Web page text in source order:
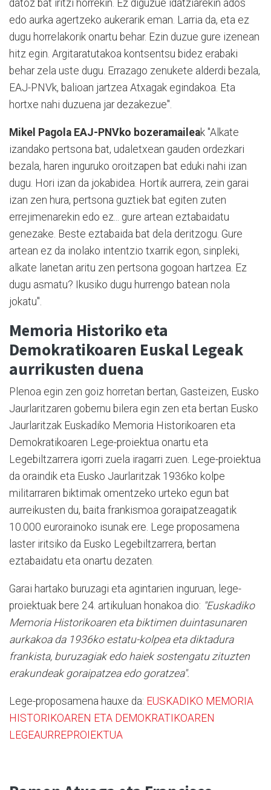
datoz bat iritzi horrekin. Ez diguzue idatziarekin ados
edo aurka agertzeko aukerarik eman. Larria da, eta ez
dugu horrelakorik onartu behar. Ezin duzue gure izenean
hitz egin. Argitaratutakoa kontsentsu bidez erabaki
behar zela uste dugu. Errazago zenukete alderdi bezala,
EAJ-PNVk, balioan jartzea Atxagak egindakoa. Eta
hortxe nahi duzuena jar dezakezue".
Mikel Pagola EAJ-PNVko bozeramaileak "Alkate
izandako pertsona bat, udaletxean gauden ordezkari
bezala, haren inguruko oroitzapen bat eduki nahi izan
dugu. Hori izan da jokabidea. Hortik aurrera, zein garai
izan zen hura, pertsona guztiek bat egiten zuten
errejimenarekin edo ez... gure artean eztabaidatu
genezake. Beste eztabaida bat dela deritzogu. Gure
artean ez da inolako intentzio txarrik egon, sinpleki,
alkate lanetan aritu zen pertsona gogoan hartzea. Ez
dugu asmatu? Ikusiko dugu hurrengo batean nola
jokatu".
Memoria Historiko eta
Demokratikoaren Euskal Legeak
aurrikusten duena
Plenoa egin zen goiz horretan bertan, Gasteizen, Eusko
Jaurlaritzaren gobernu bilera egin zen eta bertan Eusko
Jaurlaritzak Euskadiko Memoria Historikoaren eta
Demokratikoaren Lege-proiektua onartu eta
Legebiltzarrera igorri zuela iragarri zuen. Lege-proiektua
da oraindik eta Eusko Jaurlaritzak 1936ko kolpe
militarraren biktimak omentzeko urteko egun bat
aurreikusten du, baita frankismoa goraipatzeagatik
10.000 eurorainoko isunak ere. Lege proposamena
laster iritsiko da Eusko Legebiltzarrera, bertan
eztabaidatu eta onartu dezaten.
Garai hartako buruzagi eta agintarien inguruan, lege-
proiektuak bere 24. artikuluan honakoa dio: "Euskadiko
Memoria Historikoaren eta biktimen duintasunaren
aurkakoa da 1936ko estatu-kolpea eta diktadura
frankista, buruzagiak edo haiek sostengatu zituzten
erakundeak goraipatzea edo goratzea".
Lege-proposamena hauxe da: EUSKADIKO MEMORIA
HISTORIKOAREN ETA DEMOKRATIKOAREN
LEGEAURREPROIEKTUA